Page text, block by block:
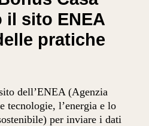
il sito ENEA
pratiche
dell’ENEA (Agenzia
tecnologie, l’energia e lo
per inviare i dati